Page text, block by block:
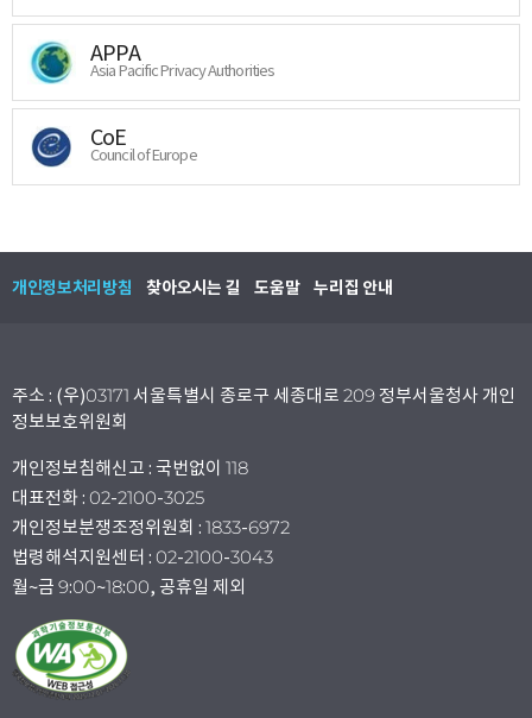
APPA
Asia Pacific Privacy Authorities
CoE
Council of Europe
개인정보처리방침 찾아오시는 길 도움말 누리집 안내
주소 : (우)03171 서울특별시 종로구 세종대로 209 정부서울청사 개인
정보보호위원회
개인정보침해신고 : 국번없이 118
대표전화 : 02-2100-3025
개인정보분쟁조정위원회 : 1833-6972
법령해석지원센터 : 02-2100-3043
월~금 9:00~18:00, 공휴일 제외